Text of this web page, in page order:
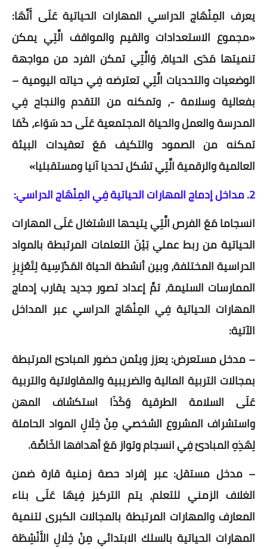
يعرف المِنْهَاج الدراسي المهارات الحياتية عَلَى أَنَّهَا:
«مجموع الاستعدادات والقيم والمواقف الَّتِي يمكن
تنميتها مَدَى الحياة، وَالَّتِي تمكن الفرد من مواجهة
الوضعيات والتحديات الَّتِي تعترضه فِي حياته اليومية –
بفعالية وسلامة -، وتمكنه من التقدم والنجاح فِي
المدرسة والعمل والحياة المجتمعية عَلَى حد سَوَاء، كَمَا
تمكنه من الصمود والتكيف مَعَ تعقيدات البيئة
العالمية والرقمية الَّتِي تشكل تحديا آنيا ومستقبليا»
2. مداخل إدماج المهارات الحياتية فِي المِنْهَاج الدراسي:
انسجاما مَعَ الفرص الَّتِي يتيحها الاشتغال عَلَى المهارات
الحياتية من ربط عملي بَيْنَ التعلمات المرتبطة بالمواد
الدراسية المختلفة، وبين أنشطة الحياة المَدْرَسِية لِتَعْزِيزِ
الممارسات السليمة، تمَّ إعداد تصور جديد يقارب إدماج
المهارات الحياتية فِي المِنْهَاج الدراسي عبر المداخل
الآتية:
– مدخل مستعرض: يعزز ويثمن حضور المبادئ المرتبطة
بمجالات التربية المالية والضريبية والمقاولاتية والتربية
عَلَى السلامة الطرقية وَكَذَا استكشاف المهن
واستشراف المشروع الشخصي مِنْ خِلَالِ المواد الحاملة
لِهَذِهِ المبادئ فِي انسجام وتواز مَعَ أهدافها الخَاصَّة.
– مدخل مستقل: عبر إفراد حصة زمنية قارة ضمن
الغلاف الزمني للتعلم، يتم التركيز فِيهَا عَلَى بناء
المعارف والمهارات المرتبطة بالمجالات الكبرى لتنمية
المهارات الحياتية بالسلك الابتدائي مِنْ خِلَالِ الأَنْشِطَة